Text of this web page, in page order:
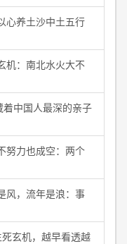
心养土沙中土五行
机：南北水火大不
着中国人最深的亲子
努力也成空：两个
风，流年是浪：事
死玄机，越早看透越